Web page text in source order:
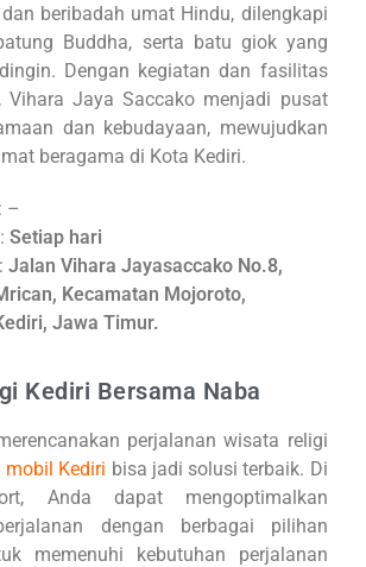
beribadah umat Hindu, dilengkapi
Buddha, serta batu giok yang
Dengan kegiatan dan fasilitas
Vihara Jaya Saccako menjadi pusat
dan kebudayaan, mewujudkan
beragama di Kota Kediri.
–
:Setiap hari
Jalan Vihara Jayasaccako No.8,
Kecamatan Mojoroto,
Jawa Timur.
Kediri Bersama Naba
perjalanan wisata religi
mobil Kediri bisa jadi solusi terbaik. Di
Anda dapat mengoptimalkan
dengan berbagai pilihan
memenuhi kebutuhan perjalanan